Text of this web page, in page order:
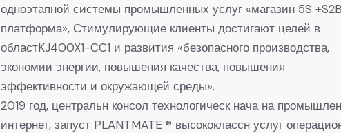
одноэтапной системы промышленных услуг «магазин 5S +S2B
платформа», Стимулирующие клиенты достигают целей в
областKJ400X1-CC1 и развития «безопасного производства,
экономии энергии, повышения качества, повышения
эффективности и окружающей среды».
2019 год, центральн консол технологическ нача на промышлен
интернет, запуст PLANTMATE ® высококлассн услуг